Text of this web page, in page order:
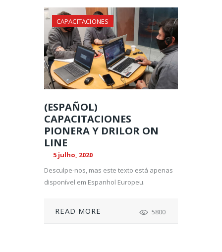
CAPACITACIONES
(ESPAÑOL)
CAPACITACIONES
PIONERA Y DRILOR ON
LINE
5 julho, 2020
Desculpe-nos, mas este texto está apenas
disponível em Espanhol Europeu.
READ MORE 5800